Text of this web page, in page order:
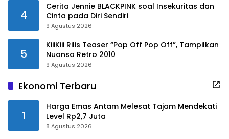
4
Cerita Jennie BLACKPINK soal Insekuritas dan
Cinta pada Diri Sendiri
9 Agustus 2026
5
KiiiKiii Rilis Teaser “Pop Off Pop Off”, Tampilkan
Nuansa Retro 2010
9 Agustus 2026
Ekonomi Terbaru
1
Harga Emas Antam Melesat Tajam Mendekati
Level Rp2,7 Juta
8 Agustus 2026